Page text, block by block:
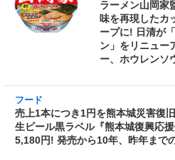
ラーメン山岡家
味を再現したカ
ープに! 日清が
ン」をリニュー
ー、ホウレンソ
売上1本につき
Amazonで「サ
城復興応援缶』
発売から10年